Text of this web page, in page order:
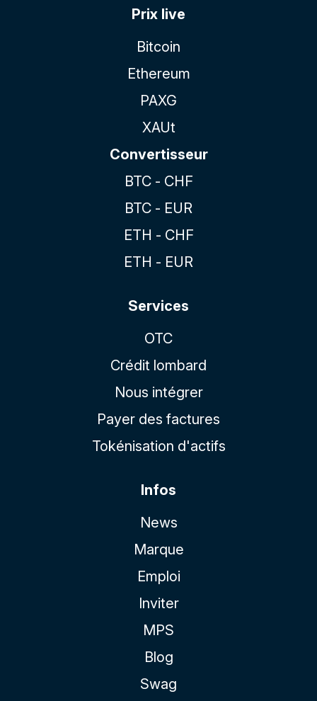
Prix live
Bitcoin
Ethereum
PAXG
XAUt
Convertisseur
BTC - CHF
BTC - EUR
ETH - CHF
ETH - EUR
Services
OTC
Crédit lombard
Nous intégrer
Payer des factures
Tokénisation d'actifs
Infos
News
Marque
Emploi
Inviter
MPS
Blog
Swag